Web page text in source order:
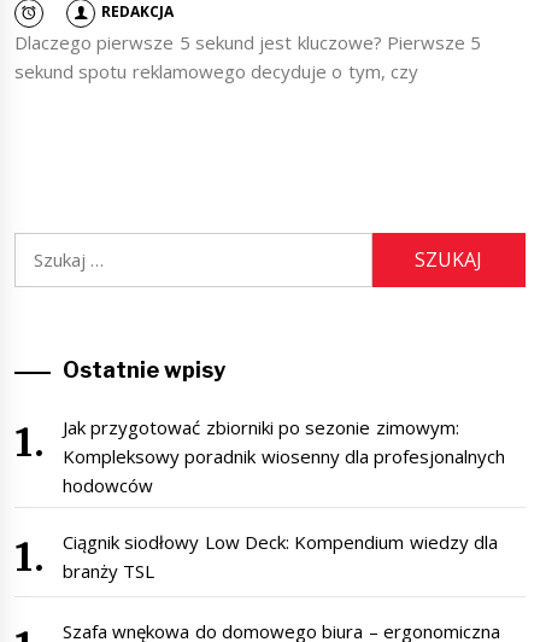
REDAKCJA
Dlaczego pierwsze 5 sekund jest kluczowe? Pierwsze 5
sekund spotu reklamowego decyduje o tym, czy
Szukaj:
Ostatnie wpisy
Jak przygotować zbiorniki po sezonie zimowym:
Kompleksowy poradnik wiosenny dla profesjonalnych
hodowców
Ciągnik siodłowy Low Deck: Kompendium wiedzy dla
branży TSL
Szafa wnękowa do domowego biura – ergonomiczna